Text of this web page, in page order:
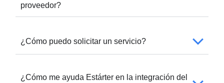
proveedor?
¿Cómo puedo solicitar un servicio?
¿Cómo me ayuda Estárter en la integración del